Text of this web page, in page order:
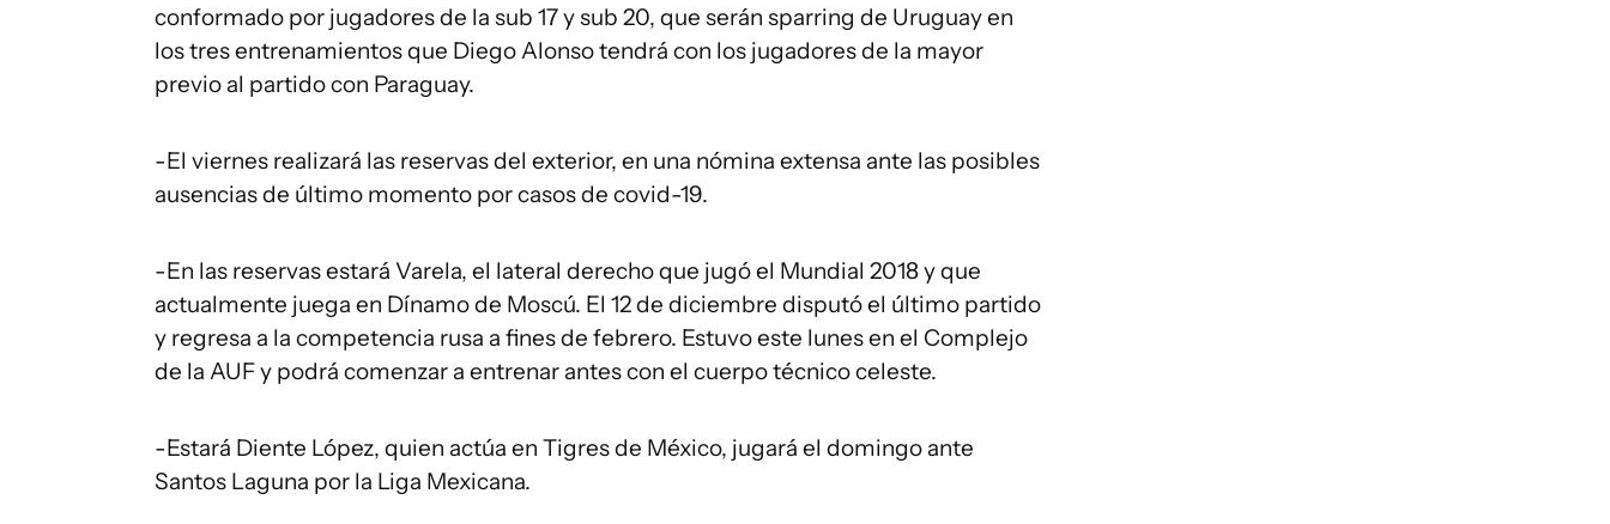
conformado por jugadores de la sub 17 y sub 20, que serán sparring de Uruguay en
los tres entrenamientos que Diego Alonso tendrá con los jugadores de la mayor
previo al partido con Paraguay.
-El viernes realizará las reservas del exterior, en una nómina extensa ante las posibles
ausencias de último momento por casos de covid-19.
-En las reservas estará Varela, el lateral derecho que jugó el Mundial 2018 y que
actualmente juega en Dínamo de Moscú. El 12 de diciembre disputó el último partido
y regresa a la competencia rusa a fines de febrero. Estuvo este lunes en el Complejo
de la AUF y podrá comenzar a entrenar antes con el cuerpo técnico celeste.
-Estará Diente López, quien actúa en Tigres de México, jugará el domingo ante
Santos Laguna por la Liga Mexicana.